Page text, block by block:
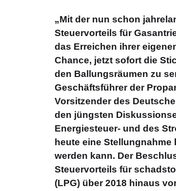
„Mit der nun schon
Steuervorteils für
das Erreichen ihrer
Chance, jetzt sofort die
den Ballungsräumen zu
Geschäftsführer der
Vorsitzender des
den jüngsten
Energiesteuer- und des
heute eine
werden kann. Der
Steuervorteils für
(LPG) über 2018 hinaus